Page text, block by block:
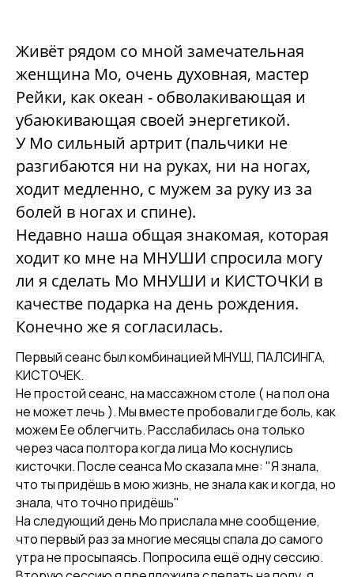
Живёт рядом со мной замечательная
женщина Мо, очень духовная, мастер
Рейки, как океан - обволакивающая и
убаюкивающая своей энергетикой.
У Мо сильный артрит (пальчики не
разгибаются ни на руках, ни на ногах,
ходит медленно, с мужем за руку из за
болей в ногах и спине).
Недавно наша общая знакомая, которая
ходит ко мне на МНУШИ спросила могу
ли я сделать Мо МНУШИ и КИСТОЧКИ в
качестве подарка на день рождения.
Конечно же я согласилась.
Первый сеанс был комбинацией МНУШ, ПАЛСИНГА,
КИСТОЧЕК.
Не простой сеанс, на массажном столе ( на пол она
не может лечь ). Мы вместе пробовали где боль, как
можем Ее облегчить. Расслабилась она только
через часа полтора когда лица Мо коснулись
кисточки. После сеанса Мо сказала мне: "Я знала,
что ты придёшь в мою жизнь, не знала как и когда, но
знала, что точно придёшь"
На следующий день Мо прислала мне сообщение,
что первый раз за многие месяцы спала до самого
утра не просыпаясь. Попросила ещё одну сессию.